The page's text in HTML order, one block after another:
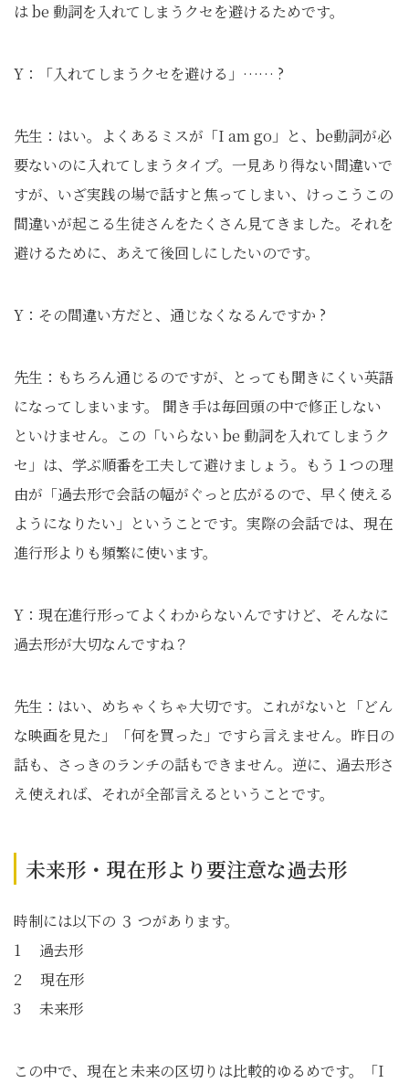
は be 動詞を入れてしまうクセを避けるためです。
Y：「入れてしまうクセを避ける」…… ?
先生：はい。よくあるミスが「I am go」と、be動詞が必
要ないのに入れてしまうタイプ。一見あり得ない間違いで
すが、いざ実践の場で話すと焦ってしまい、けっこうこの
間違いが起こる生徒さんをたくさん見てきました。それを
避けるために、あえて後回しにしたいのです。
Y：その間違い方だと、通じなくなるんですか ?
先生：もちろん通じるのですが、とっても聞きにくい英語
になってしまいます。 聞き手は毎回頭の中で修正しない
といけません。この「いらない be 動詞を入れてしまうク
セ」は、学ぶ順番を工夫して避けましょう。もう１つの理
由が「過去形で会話の幅がぐっと広がるので、早く使える
ようになりたい」ということです。実際の会話では、現在
進行形よりも頻繁に使います。
Y：現在進行形ってよくわからないんですけど、そんなに
過去形が大切なんですね？
先生：はい、めちゃくちゃ大切です。これがないと「どん
な映画を見た」「何を買った」ですら言えません。昨日の
話も、さっきのランチの話もできません。逆に、過去形さ
え使えれば、それが全部言えるということです。
未来形・現在形より要注意な過去形
時制には以下の ３ つがあります。
1 過去形
2 現在形
3 未来形
この中で、現在と未来の区切りは比較的ゆるめです。「I